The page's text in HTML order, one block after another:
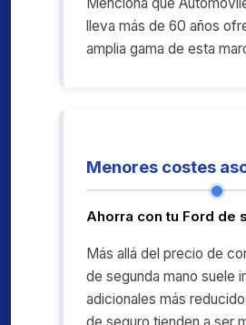
lleva más de 60 años
amplia gama de esta
Menores costes
Ahorra con tu Ford de
Más allá del precio de
de segunda mano suele
adicionales más
de seguro tienden a ser